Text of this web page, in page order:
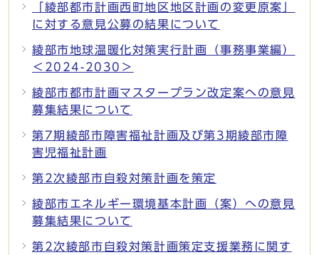
「綾部都市計画西町地区地区計画の変更原案」
に対する意見公募の結果について
綾部市地球温暖化対策実行計画（事務事業編）
＜2024-2030＞
綾部市都市計画マスタープラン改定案への意見
募集結果について
第7期綾部市障害福祉計画及び第3期綾部市障
害児福祉計画
第2次綾部市自殺対策計画を策定
綾部市エネルギー環境基本計画（案）への意見
募集結果について
第2次綾部市自殺対策計画策定支援業務に関す